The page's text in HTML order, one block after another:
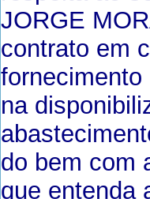
JORGE
contrato em
na
do bem com
que entenda